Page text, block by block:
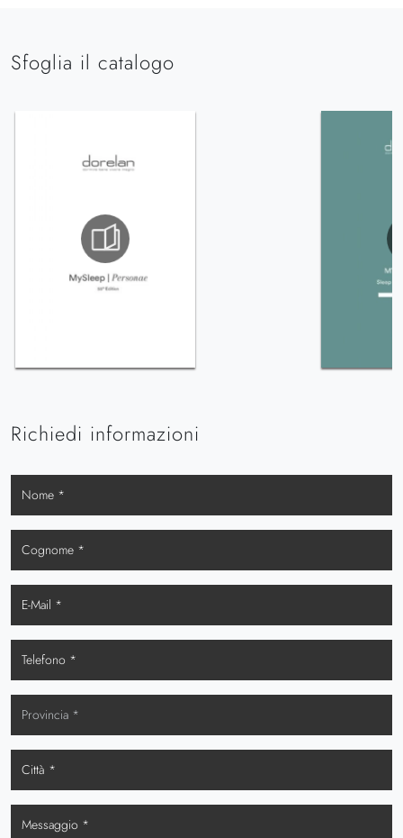
Sfoglia il catalogo
Richiedi informazioni